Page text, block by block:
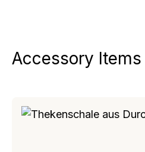
Produktgalerie überspringen
Accessory Items